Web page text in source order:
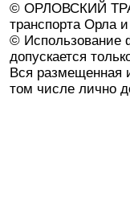
© ОРЛОВСКИЙ
транспорта Орла
© Использование
допускается
Вся размещенная
том числе лично